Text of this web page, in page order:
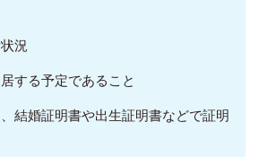
況
する予定であること
結婚証明書や出生証明書などで証明